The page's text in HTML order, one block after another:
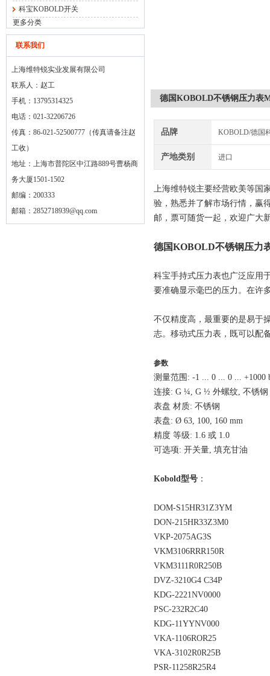
科宝KOBOLD开关
更多分类
联系我们
上海维特锐实业发展有限公司
联系人：赵工
手机：13795314325
电话：021-32206726
传真：86-021-52500777（传真请备注赵
工收）
地址：上海市普陀区中江路889号曹杨商
务大厦1501-1502
邮编：200333
邮箱： 2852718939@qq.com
德国KOBOLD不锈钢压力表
品牌 KOBOLD/德国
产地类别 进口
上海维特锐主要经营欧美等国
验，熟悉并了解市场行情，赢
邮，票可随货一起，欢迎广大
德国KOBOLD不锈钢压力
科宝手持式压力表也广泛应用
要准确显示毫巴的压力。在许
不仅精度高，最重要的是易于
志。移动式压力表，既可以配
参数
测量范围: -1 ... 0 ... 0 ... +1000
连接: G ¼, G ½ 外螺纹, 不锈钢
表盘 材质: 不锈钢
表盘: Ø 63, 100, 160 mm
精度 等级: 1.6 或 1.0
可选项: 开关量, 填充甘油
Kobold型号 ：
DOM-S15HR31Z3YM
DON-215HR33Z3M0
VKP-2075AG3S
VKM3106RRR150R
VKM3111R0R250B
DVZ-3210G4 C34P
KDG-2221NV0000
PSC-232R2C40
KDG-11YYNV000
VKA-1106ROR25
VKA-3102R0R25B
PSR-11258R25R4